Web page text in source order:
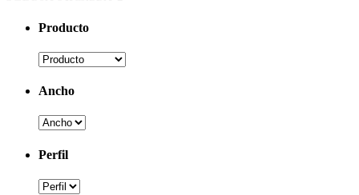
Producto
Ancho
Perfil